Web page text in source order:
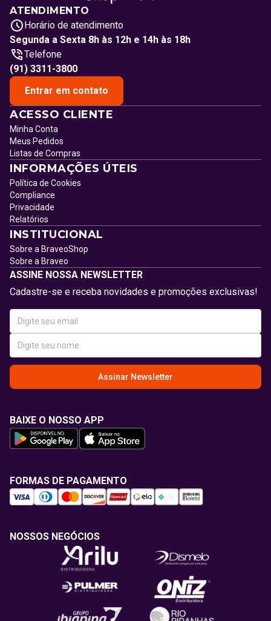
ATENDIMENTO
Horário de atendimento
Segunda a Sexta 8h às 12h e 14h às 18h
Telefone
(91) 3311-3800
Entrar em contato
ACESSO CLIENTE
Minha Conta
Meus Pedidos
Listas de Compras
INFORMAÇÕES ÚTEIS
Política de Cookies
Compliance
Privacidade
Relatórios
INSTITUCIONAL
Sobre a BraveoShop
Sobre a Braveo
ASSINE NOSSA NEWSLETTER
Cadastre-se e receba novidades e promoções exclusivas!
Assinar Newsletter
BAIXE O NOSSO APP
FORMAS DE PAGAMENTO
NOSSOS NEGÓCIOS